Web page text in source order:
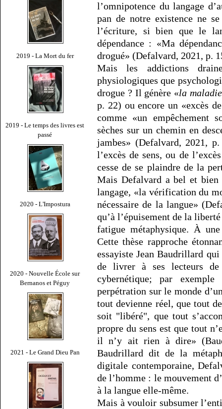
2019 - La Mort du fer
2019 - Le temps des livres est
passé
2020 - L'Impostura
2020 - Nouvelle École sur
Bernanos et Péguy
2021 - Le Grand Dieu Pan
l’omnipotence du langage
pan de notre existence ne
l’écriture, si bien que le
dépendance : «Ma
drogué» (Defalvard, 2021, p.
Mais les addictions
physiologiques que
drogue ? Il génère «la
p. 22) ou encore un «excès
comme «un empêchement
sèches sur un chemin en
jambes» (Defalvard, 2021,
l’excès de sens, ou de
cesse de se plaindre de la
Mais Defalvard a bel et bien
langage, «la vérification du
nécessaire de la langue»
qu’à l’épuisement de la
fatigue métaphysique. À
Cette thèse rapproche
essayiste Jean Baudrillard
de livrer à ses lecteurs de
cybernétique; par
perpétration sur le monde
tout devienne réel, que tout
soit "libéré", que tout
propre du sens est que tout
il n’y ait rien à dire»
Baudrillard dit de la
digitale contemporaine,
de l’homme : le mouvement
à la langue elle-même.
Mais à vouloir subsumer